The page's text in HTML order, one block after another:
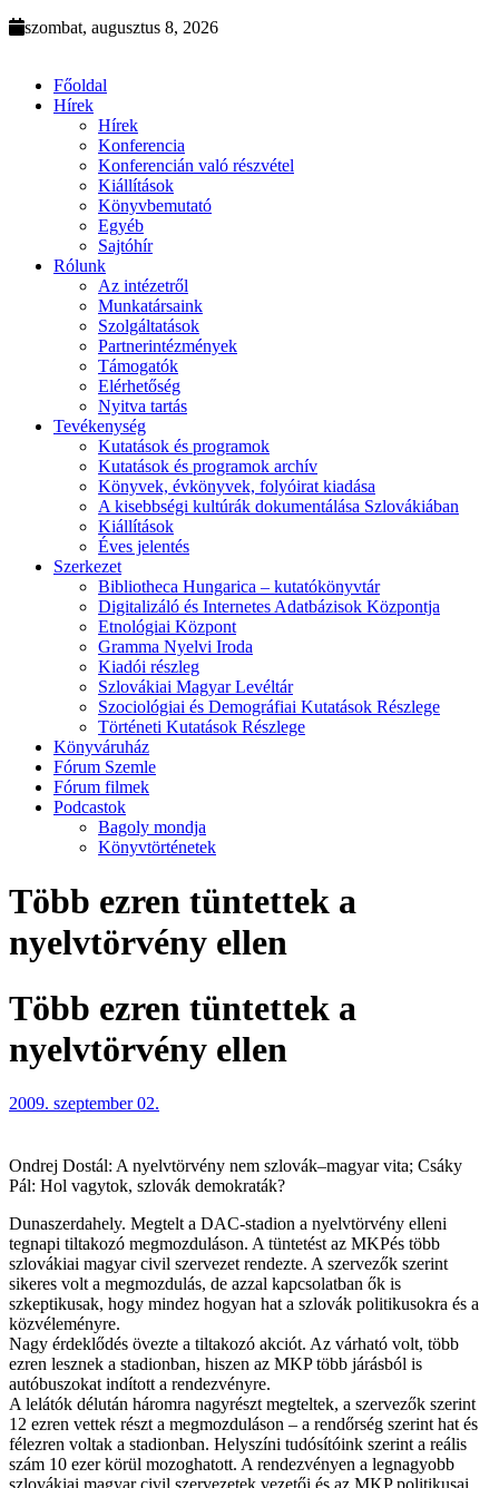
szombat, augusztus 8, 2026
Főoldal
Hírek
Hírek
Konferencia
Konferencián való részvétel
Kiállítások
Könyvbemutató
Egyéb
Sajtóhír
Rólunk
Az intézetről
Munkatársaink
Szolgáltatások
Partnerintézmények
Támogatók
Elérhetőség
Nyitva tartás
Tevékenység
Kutatások és programok
Kutatások és programok archív
Könyvek, évkönyvek, folyóirat kiadása
A kisebbségi kultúrák dokumentálása Szlovákiában
Kiállítások
Éves jelentés
Szerkezet
Bibliotheca Hungarica – kutatókönyvtár
Digitalizáló és Internetes Adatbázisok Központja
Etnológiai Központ
Gramma Nyelvi Iroda
Kiadói részleg
Szlovákiai Magyar Levéltár
Szociológiai és Demográfiai Kutatások Részlege
Történeti Kutatások Részlege
Könyváruház
Fórum Szemle
Fórum filmek
Podcastok
Bagoly mondja
Könyvtörténetek
Több ezren tüntettek a
nyelvtörvény ellen
Több ezren tüntettek a
nyelvtörvény ellen
2009. szeptember 02.
Ondrej Dostál: A nyelvtörvény nem szlovák–magyar vita; Csáky
Pál: Hol vagytok, szlovák demokraták?
Dunaszerdahely. Megtelt a DAC-stadion a nyelvtörvény elleni
tegnapi tiltakozó megmozduláson. A tüntetést az MKPés több
szlovákiai magyar civil szervezet rendezte. A szervezők szerint
sikeres volt a megmozdulás, de azzal kapcsolatban ők is
szkeptikusak, hogy mindez hogyan hat a szlovák politikusokra és a
közvéleményre.
Nagy érdeklődés övezte a tiltakozó akciót. Az várható volt, több
ezren lesznek a stadionban, hiszen az MKP több járásból is
autóbuszokat indított a rendezvényre.
A lelátók délután háromra nagyrészt megteltek, a szervezők szerint
12 ezren vettek részt a megmozduláson – a rendőrség szerint hat és
félezren voltak a stadionban. Helyszíni tudósítóink szerint a reális
szám 10 ezer körül mozoghatott. A rendezvényen a legnagyobb